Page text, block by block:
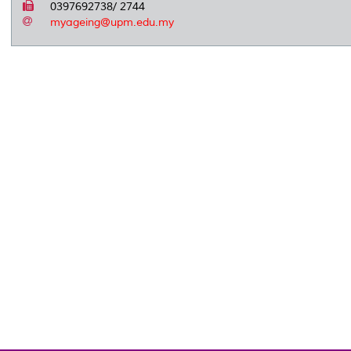
0397692738/ 2744
myageing@upm.edu.my